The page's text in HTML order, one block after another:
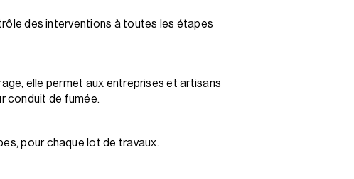
des interventions à toutes les étapes
elle permet aux entreprises et artisans
conduit de fumée.
pour chaque lot de travaux.